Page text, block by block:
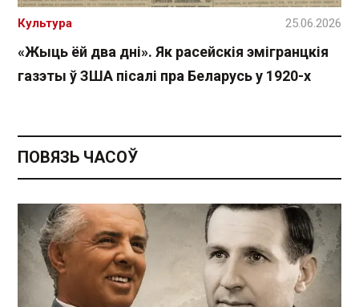
«Жыць ёй два дні». Як расейскія эмігранцкія
газэты ў ЗША пісалі пра Беларусь у 1920-х
Культура 25.06.2026
ПОВЯЗЬ ЧАСОЎ